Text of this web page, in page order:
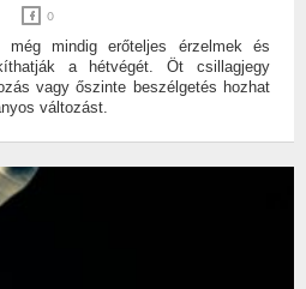
0
mindig erőteljes érzelmek és
a hétvégét. Öt csillagjegy
vagy őszinte beszélgetés hozhat
változást.